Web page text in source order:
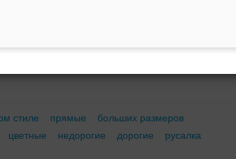
стиле прямые
больших размеров
цветные недорогие дорогие
русалка